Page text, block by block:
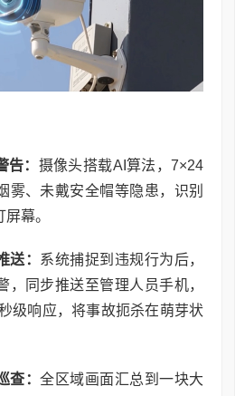
： 摄像头搭载AI算法，7×24
雾、未戴安全帽等隐患，识别
幕。
送： 系统捕捉到违规行为后，
，同步推送至管理人员手机，
级响应，将事故扼杀在萌芽状
查： 全区域画面汇总到一块大